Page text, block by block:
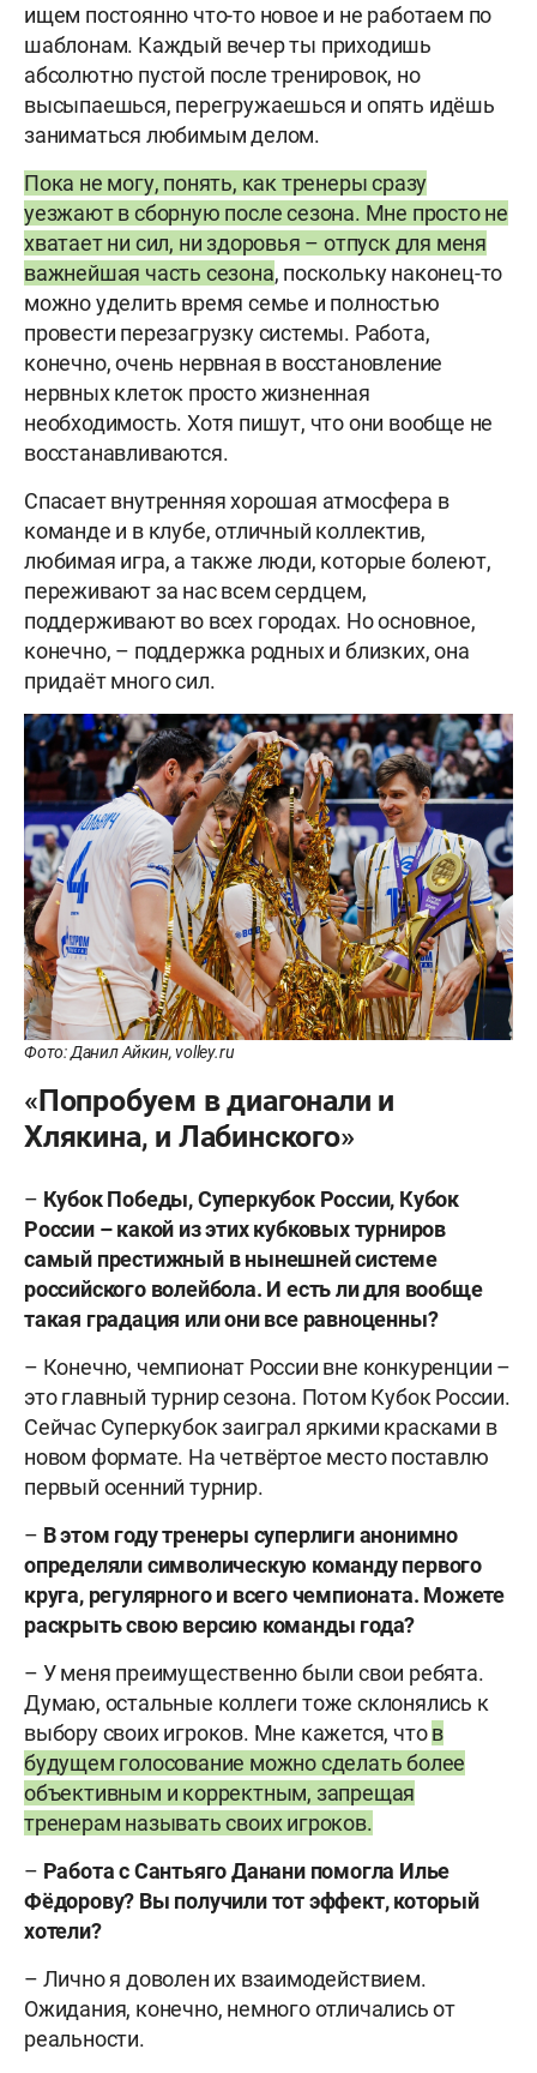
ищем постоянно что-то новое и не работаем по
шаблонам. Каждый вечер ты приходишь
абсолютно пустой после тренировок, но
высыпаешься, перегружаешься и опять идёшь
заниматься любимым делом.
Пока не могу, понять, как тренеры сразу
уезжают в сборную после сезона. Мне просто не
хватает ни сил, ни здоровья – отпуск для меня
важнейшая часть сезона, поскольку наконец-то
можно уделить время семье и полностью
провести перезагрузку системы. Работа,
конечно, очень нервная в восстановление
нервных клеток просто жизненная
необходимость. Хотя пишут, что они вообще не
восстанавливаются.
Спасает внутренняя хорошая атмосфера в
команде и в клубе, отличный коллектив,
любимая игра, а также люди, которые болеют,
переживают за нас всем сердцем,
поддерживают во всех городах. Но основное,
конечно, – поддержка родных и близких, она
придаёт много сил.
Фото: Данил Айкин, volley.ru
«Попробуем в диагонали и
Хлякина, и Лабинского»
– Кубок Победы, Суперкубок России, Кубок
России – какой из этих кубковых турниров
самый престижный в нынешней системе
российского волейбола. И есть ли для вообще
такая градация или они все равноценны?
– Конечно, чемпионат России вне конкуренции –
это главный турнир сезона. Потом Кубок России.
Сейчас Суперкубок заиграл яркими красками в
новом формате. На четвёртое место поставлю
первый осенний турнир.
– В этом году тренеры суперлиги анонимно
определяли символическую команду первого
круга, регулярного и всего чемпионата. Можете
раскрыть свою версию команды года?
– У меня преимущественно были свои ребята.
Думаю, остальные коллеги тоже склонялись к
выбору своих игроков. Мне кажется, чтов
будущем голосование можно сделать более
объективным и корректным, запрещая
тренерам называть своих игроков.
– Работа с Сантьяго Данани помогла Илье
Фёдорову? Вы получили тот эффект, который
хотели?
– Лично я доволен их взаимодействием.
Ожидания, конечно, немного отличались от
реальности.